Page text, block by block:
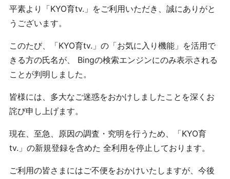
平素より「KYO育tv.」をご利用いただき、誠にありがと
うございます。
このたび、「KYO育tv.」の「お気に入り機能」を活用で
きる方の氏名が、 Bingの検索エンジンにのみ表示される
ことが判明しました。
皆様には、多大なご迷惑をおかけしましたことを深くお
詫び申し上げます。
現在、至急、原因の調査・究明を行うため、「KYO育
tv.」の新規登録を含めた 全利用を停止しております。
ご利用の皆さまにはご不便をおかけいたしますが、今後